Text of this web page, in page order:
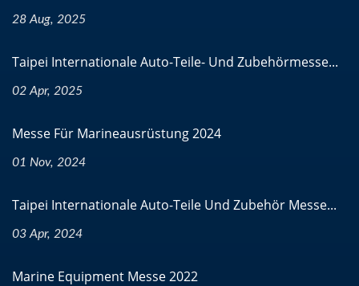
28 Aug, 2025
Taipei Internationale Auto-Teile- Und Zubehörmesse...
02 Apr, 2025
Messe Für Marineausrüstung 2024
01 Nov, 2024
Taipei Internationale Auto-Teile Und Zubehör Messe...
03 Apr, 2024
Marine Equipment Messe 2022